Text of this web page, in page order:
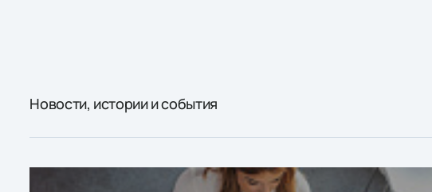
Новости, истории и события